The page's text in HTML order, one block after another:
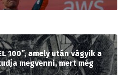
100”, amely után vágyik a
megvenni, mert még